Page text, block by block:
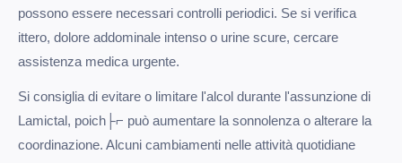
possono essere necessari controlli periodici. Se si verifica
ittero, dolore addominale intenso o urine scure, cercare
assistenza medica urgente.
Si consiglia di evitare o limitare l'alcol durante l'assunzione di
Lamictal, poich├⌐ può aumentare la sonnolenza o alterare la
coordinazione. Alcuni cambiamenti nelle attività quotidiane